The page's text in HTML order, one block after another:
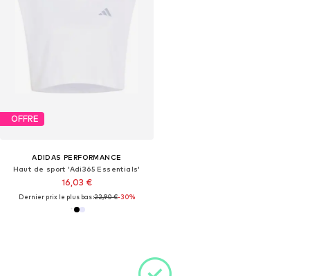
OFFRE
ADIDAS PERFORMANCE
Haut de sport 'Adi365 Essentials'
16,03 €
Dernier prix le plus bas :22,90 €-30%